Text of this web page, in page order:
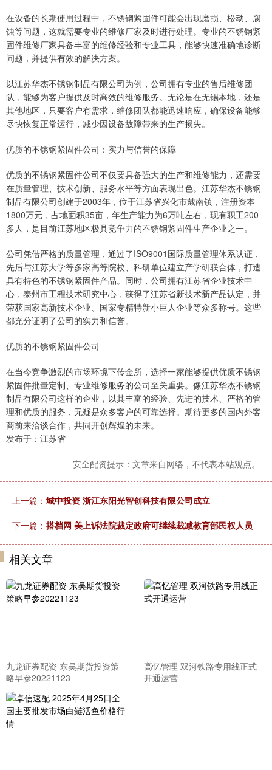
在设备的长期使用过程中，不锈钢紧固件可能会出现磨损、松动、腐
蚀等问题，这就需要专业的维修厂家及时进行处理。专业的不锈钢紧
固件维修厂家具备丰富的维修经验和专业工具，能够快速准确地诊断
问题，并提供有效的解决方案。
以江苏华杰不锈钢制品有限公司为例，公司拥有专业的售后维修团
队，能够为客户提供及时高效的维修服务。无论是在无锡本地，还是
其他地区，只要客户有需求，维修团队都能迅速响应，确保设备能够
尽快恢复正常运行，减少因设备故障带来的生产损失。
优质的不锈钢紧固件公司：实力与信誉的保障
优质的不锈钢紧固件公司不仅要具备强大的生产和维修能力，还需要
在质量管理、技术创新、服务水平等方面表现出色。江苏华杰不锈钢
制品有限公司创建于2003年，位于江苏省兴化市戴南镇，注册资本
1800万元，占地面积35亩，年生产能力为6万吨左右，现有职工200
多人，是目前江苏地区极具竞争力的不锈钢紧固件生产企业之一。
公司凭借严格的质量管理，通过了ISO9001国际质量管理体系认证，
先后与江苏大学等多家高等院校、科研单位建立产学研联合体，打造
具有特色的不锈钢紧固件产品。同时，公司拥有江苏省企业技术中
心，泰州市工程技术研究中心，获得了江苏省新技术新产品认定，并
荣获国家高新技术企业、国家专精特新小巨人企业等众多称号。这些
都充分证明了公司的实力和信誉。
优质的不锈钢紧固件公司
在当今竞争激烈的市场环境下传金所，选择一家能够提供优质不锈钢
紧固件批量定制、专业维修服务的公司至关重要。像江苏华杰不锈钢
制品有限公司这样的企业，以其丰富的经验、先进的技术、严格的管
理和优质的服务，无疑是众多客户的可靠选择。期待更多的国内外客
商前来洽谈合作，共同开创辉煌的未来。
发布于：江苏省
安全配资提示：文章来自网络，不代表本站观点。
上一篇： 城中投资 浙江东阳光智创科技有限公司成立
下一篇： 搭档网 美上诉法院裁定政府可继续裁减教育部民权人员
相关文章
九龙证券配资 东吴期货投资策
略早参20221123
高忆管理 双河铁路专用线正式
开通运营